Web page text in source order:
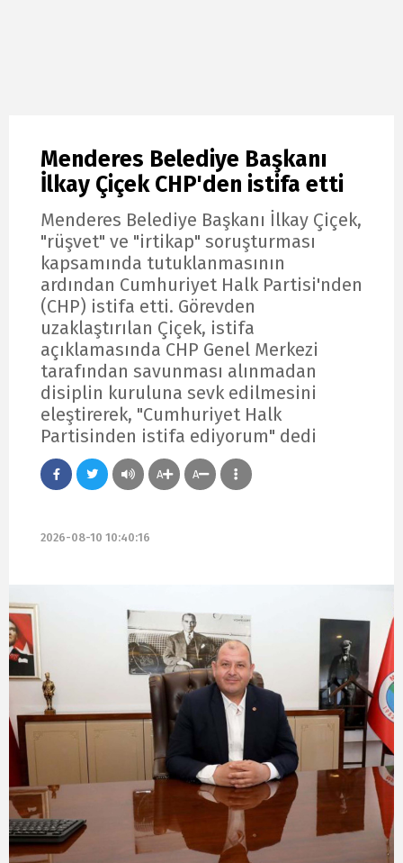
Menderes Belediye Başkanı
İlkay Çiçek CHP'den istifa etti
Menderes Belediye Başkanı İlkay Çiçek,
"rüşvet" ve "irtikap" soruşturması
kapsamında tutuklanmasının
ardından Cumhuriyet Halk Partisi'nden
(CHP) istifa etti. Görevden
uzaklaştırılan Çiçek, istifa
açıklamasında CHP Genel Merkezi
tarafından savunması alınmadan
disiplin kuruluna sevk edilmesini
eleştirerek, "Cumhuriyet Halk
Partisinden istifa ediyorum" dedi
A A
2026-08-10 10:40:16